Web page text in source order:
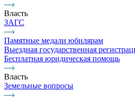
Власть
ЗАГС
Памятные медали юбилярам
Выездная государственная
Бесплатная юридическая помощь
Власть
Земельные вопросы